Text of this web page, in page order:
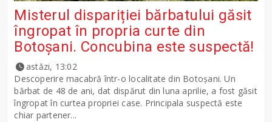
Misterul dispariției bărbatului găsit
îngropat în propria curte din
Botoșani. Concubina este suspectă!
astăzi, 13:02
Descoperire macabră într-o localitate din Botoșani. Un
bărbat de 48 de ani, dat dispărut din luna aprilie, a fost găsit
îngropat în curtea propriei case. Principala suspectă este
chiar partener...